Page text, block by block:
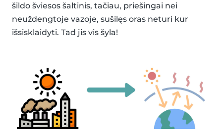
šildo šviesos šaltinis, tačiau, priešingai nei
neuždengtoje vazoje, sušilęs oras neturi kur
išsisklaidyti. Tad jis vis šyla!